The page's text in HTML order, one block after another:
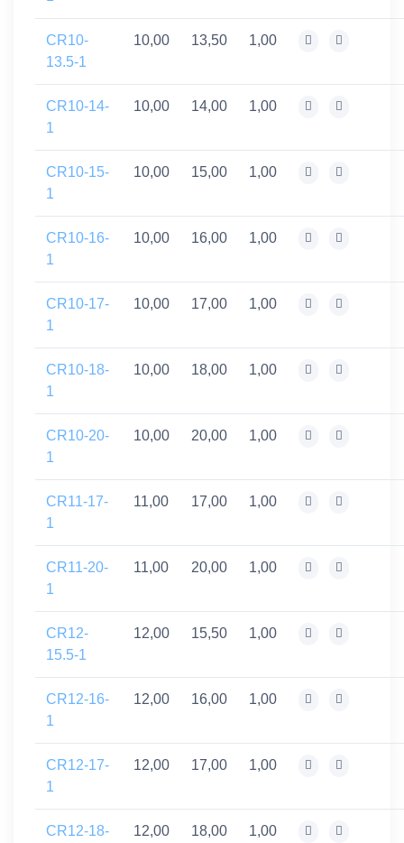
CR10-
13.5-1
10,00 13,50 1,00
CR10-14-
1
10,00 14,00 1,00
CR10-15-
1
10,00 15,00 1,00
CR10-16-
1
10,00 16,00 1,00
CR10-17-
1
10,00 17,00 1,00
CR10-18-
1
10,00 18,00 1,00
CR10-20-
1
10,00 20,00 1,00
CR11-17-
1
11,00 17,00 1,00
CR11-20-
1
11,00 20,00 1,00
CR12-
15.5-1
12,00 15,50 1,00
CR12-16-
1
12,00 16,00 1,00
CR12-17-
1
12,00 17,00 1,00
CR12-18-
12,00 18,00 1,00